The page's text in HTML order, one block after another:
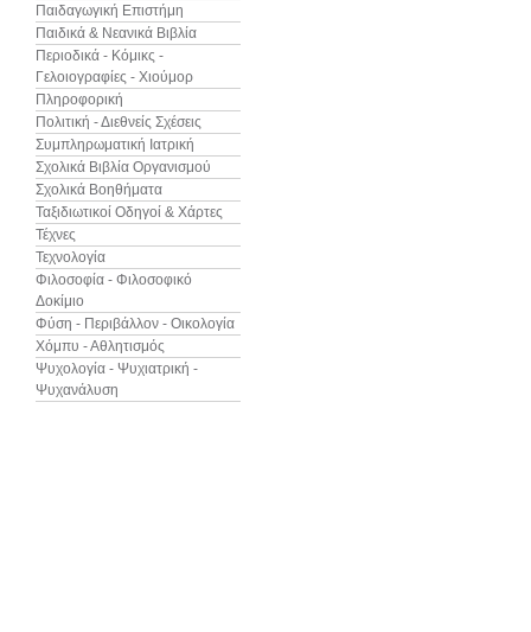
Παιδαγωγική Επιστήμη
Παιδικά & Νεανικά Βιβλία
Περιοδικά - Κόμικς -
Γελοιογραφίες - Χιούμορ
Πληροφορική
Πολιτική - Διεθνείς Σχέσεις
Συμπληρωματική Ιατρική
Σχολικά Βιβλία Οργανισμού
Σχολικά Βοηθήματα
Ταξιδιωτικοί Οδηγοί & Χάρτες
Τέχνες
Τεχνολογία
Φιλοσοφία - Φιλοσοφικό
Δοκίμιο
Φύση - Περιβάλλον - Οικολογία
Χόμπυ - Αθλητισμός
Ψυχολογία - Ψυχιατρική -
Ψυχανάλυση